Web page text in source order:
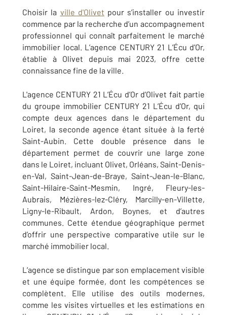
Choisir la ville d'Olivet pour s’installer ou investir
commence par la recherche d’un accompagnement
professionnel qui connaît parfaitement le marché
immobilier local. L’agence CENTURY 21 L’Écu d’Or,
établie à Olivet depuis mai 2023, offre cette
connaissance fine de la ville.
L'agence CENTURY 21 L’Écu d’Or d’Olivet fait partie
du groupe immobilier CENTURY 21 L’Écu d’Or, qui
compte deux agences dans le département du
Loiret, la seconde agence étant située à la ferté
Saint-Aubin. Cette double présence dans le
département permet de couvrir une large zone
dans le Loiret, incluant Olivet, Orléans, Saint-Denis-
en-Val, Saint-Jean-de-Braye, Saint-Jean-le-Blanc,
Saint-Hilaire-Saint-Mesmin, Ingré, Fleury-les-
Aubrais, Mézières-lez-Cléry, Marcilly-en-Villette,
Ligny-le-Ribault, Ardon, Boynes, et d’autres
communes. Cette étendue géographique permet
d’offrir une perspective comparative utile sur le
marché immobilier local.
L’agence se distingue par son emplacement visible
et une équipe formée, dont les compétences se
complètent. Elle utilise des outils modernes,
comme les visites virtuelles et les estimations en